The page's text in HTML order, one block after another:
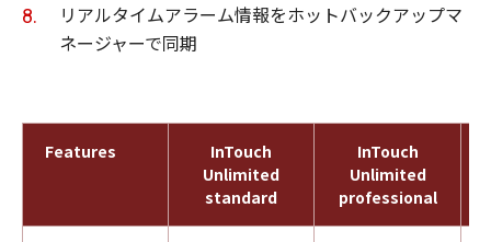
リアルタイムアラーム情報をホットバックアップマ
ネージャーで同期
Features
InTouch
Unlimited
standard
InTouch
Unlimited
professional